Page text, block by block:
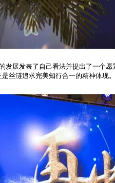
发展发表了自己看法并提出了一个愿
丝涟追求完美知行合一的精神体现。